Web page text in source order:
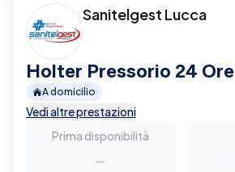
Sanitelgest Lucca
Holter Pressorio 24 Ore
A domicilio
Vedi altre prestazioni
Prima disponibilità
-